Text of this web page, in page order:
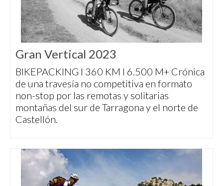
Gran Vertical 2023
BIKEPACKING I 360 KM I 6.500 M+ Crónica
de una travesía no competitiva en formato
non-stop por las remotas y solitarias
montañas del sur de Tarragona y el norte de
Castellón.